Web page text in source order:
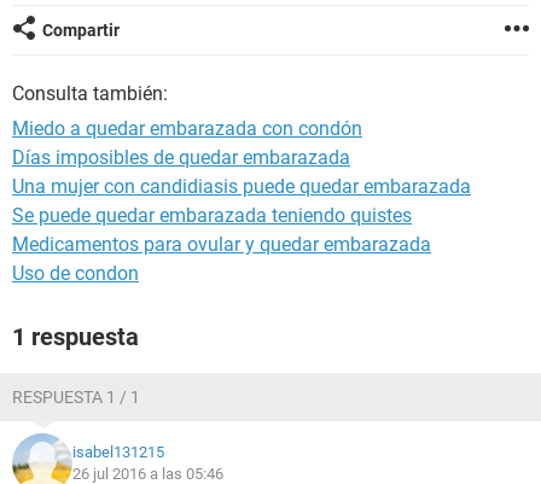
Compartir
Consulta también:
Miedo a quedar embarazada con condón
Días imposibles de quedar embarazada
Una mujer con candidiasis puede quedar embarazada
Se puede quedar embarazada teniendo quistes
Medicamentos para ovular y quedar embarazada
Uso de condon
1 respuesta
RESPUESTA 1 / 1
isabel131215
26 jul 2016 a las 05:46